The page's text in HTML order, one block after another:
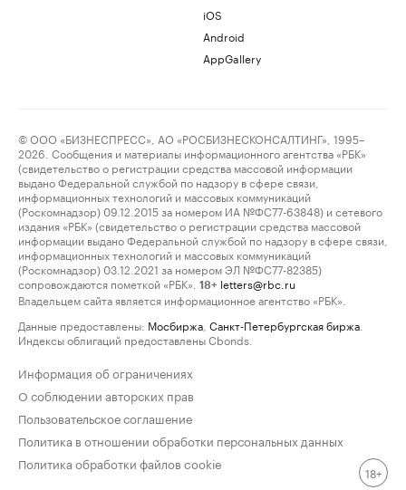
iOS
Android
AppGallery
© ООО «БИЗНЕСПРЕСС», АО «РОСБИЗНЕСКОНСАЛТИНГ», 1995–
2026. Сообщения и материалы информационного агентства «РБК»
(свидетельство о регистрации средства массовой информации
выдано Федеральной службой по надзору в сфере связи,
информационных технологий и массовых коммуникаций
(Роскомнадзор) 09.12.2015 за номером ИА №ФС77-63848) и сетевого
издания «РБК» (свидетельство о регистрации средства массовой
информации выдано Федеральной службой по надзору в сфере связи,
информационных технологий и массовых коммуникаций
(Роскомнадзор) 03.12.2021 за номером ЭЛ №ФС77-82385)
сопровождаются пометкой «РБК».
18+ letters@rbc.ru
Владельцем сайта является информационное агентство «РБК».
Данные предоставлены: Мосбиржа Санкт-Петербургская биржа
Индексы облигаций предоставлены Cbonds.
Информация об ограничениях
О соблюдении авторских прав
Пользовательское соглашение
Политика в отношении обработки персональных данных
Политика обработки файлов cookie
18+